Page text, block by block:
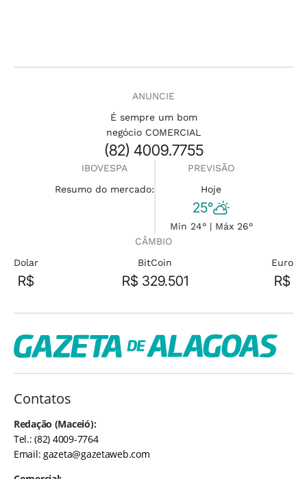
ANUNCIE
É sempre um bom
negócio COMERCIAL
(82) 4009.7755
IBOVESPA
Resumo do mercado:
PREVISÃO
Hoje
25°
Min 24° | Máx 26°
CÂMBIO
Dolar
R$
BitCoin
R$ 329.501
Euro
R$
Contatos
Redação (Maceió):
Tel.: (82) 4009-7764
Email:gazeta@gazetaweb.com